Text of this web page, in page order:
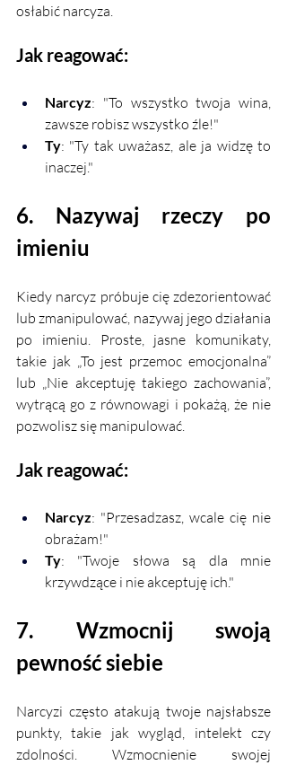
osłabić narcyza.
Jak reagować:
Narcyz: "To wszystko twoja wina,
zawsze robisz wszystko źle!"
Ty: "Ty tak uważasz, ale ja widzę to
inaczej."
6. Nazywaj rzeczy po
imieniu
Kiedy narcyz próbuje cię zdezorientować
lub zmanipulować, nazywaj jego działania
po imieniu. Proste, jasne komunikaty,
takie jak „To jest przemoc emocjonalna”
lub „Nie akceptuję takiego zachowania”,
wytrącą go z równowagi i pokażą, że nie
pozwolisz się manipulować.
Jak reagować:
Narcyz: "Przesadzasz, wcale cię nie
obrażam!"
Ty: "Twoje słowa są dla mnie
krzywdzące i nie akceptuję ich."
7. Wzmocnij swoją
pewność siebie
Narcyzi często atakują twoje najsłabsze
punkty, takie jak wygląd, intelekt czy
zdolności. Wzmocnienie swojej